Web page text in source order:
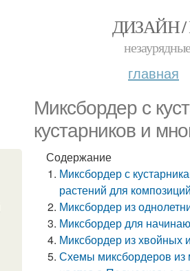
ДИЗАЙН /
главная
Миксбордер с
кустарников и
Содержание
Миксбордер с
растений для композиций
Миксбордер из
Миксбордер для
Миксбордер из хвойных
Схемы миксбордеров из